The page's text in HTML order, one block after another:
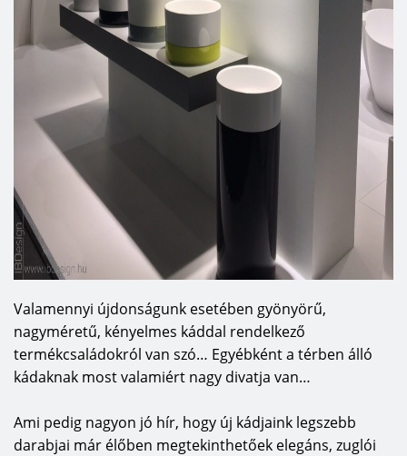
Valamennyi újdonságunk esetében gyönyörű,
nagyméretű, kényelmes káddal rendelkező
termékcsaládokról van szó… Egyébként a térben álló
kádaknak most valamiért nagy divatja van…
Ami pedig nagyon jó hír, hogy új kádjaink legszebb
darabjai már élőben megtekinthetőek elegáns, zuglói